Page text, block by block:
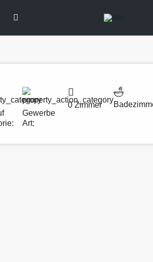
Gewerbe
Art:
0 Zimmer